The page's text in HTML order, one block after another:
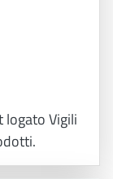
logato Vigili